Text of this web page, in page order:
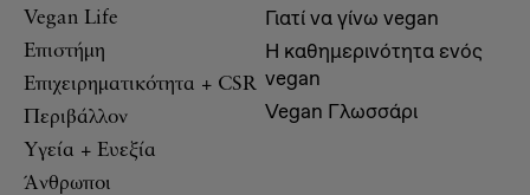
Vegan Life
Επιστήμη
Επιχειρηματικότητα + CSR
Περιβάλλον
Υγεία + Ευεξία
Άνθρωποι
Γιατί να γίνω vegan
Η καθημερινότητα ενός
vegan
Vegan Γλωσσάρι